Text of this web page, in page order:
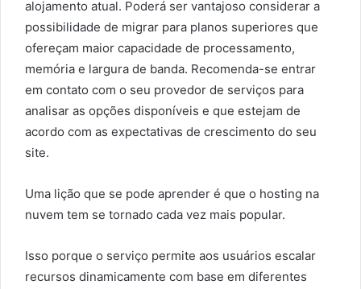
alojamento atual. Poderá ser vantajoso considerar a
possibilidade de migrar para planos superiores que
ofereçam maior capacidade de processamento,
memória e largura de banda. Recomenda-se entrar
em contato com o seu provedor de serviços para
analisar as opções disponíveis e que estejam de
acordo com as expectativas de crescimento do seu
site.
Uma lição que se pode aprender é que o hosting na
nuvem tem se tornado cada vez mais popular.
Isso porque o serviço permite aos usuários escalar
recursos dinamicamente com base em diferentes